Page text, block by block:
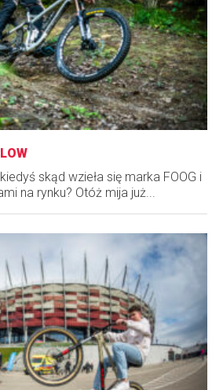
skąd wzieła się marka FOOG i
na rynku? Otóż mija już...